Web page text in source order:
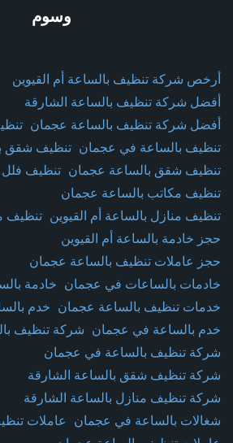
وسوم
أرخص شركة تنظيف بالساعة أم القيوين
أفضل شركة تنظيف بالساعة الشارقة
أفضل شركة تنظيف بالساعة عجمان
تنظيف بالساعة في عجمان تنظيف شقق
تنظيف شقق بالساعة عجمان تنظيف
تنظيف مكاتب بالساعة عجمان
تنظيف منازل بالساعة أم القيوين تنظيف
حجز خادمة بالساعة أم القيوين
حجز عاملات تنظيف بالساعة عجمان
خادمات بالساعات في عجمان خادمة
خدمات تنظيف بالساعة عجمان خدم
خدم بالساعة في عجمان شركة تنظيف
شركة تنظيف بالساعة في عجمان
شركة تنظيف شقق بالساعة الشارقة
شركة تنظيف منازل بالساعة الشارقة
شغالات بالساعة في عجمان عاملات